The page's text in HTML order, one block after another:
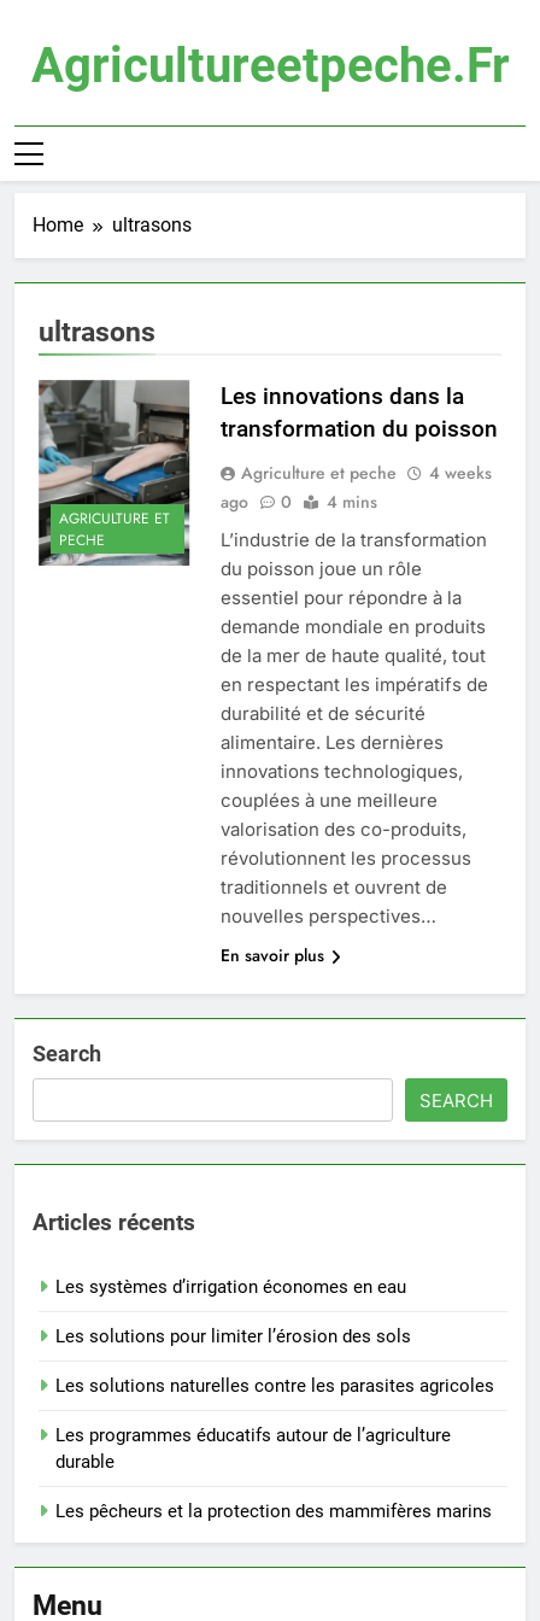
contentAgricultureetpeche.fr
Home ultrasons
ultrasons
AGRICULTURE ET
PECHE
Les innovations dans la
transformation du poisson
Agriculture et peche
4 weeks
ago
0 4 mins
L’industrie de la transformation
du poisson joue un rôle
essentiel pour répondre à la
demande mondiale en produits
de la mer de haute qualité, tout
en respectant les impératifs de
durabilité et de sécurité
alimentaire. Les dernières
innovations technologiques,
couplées à une meilleure
valorisation des co-produits,
révolutionnent les processus
traditionnels et ouvrent de
nouvelles perspectives…
En savoir plus
Search
SEARCH
Articles récents
Les systèmes d’irrigation économes en eau
Les solutions pour limiter l’érosion des sols
Les solutions naturelles contre les parasites agricoles
Les programmes éducatifs autour de l’agriculture
durable
Les pêcheurs et la protection des mammifères marins
Menu